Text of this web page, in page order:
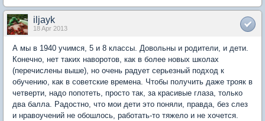
iljayk
18 Apr 2013
А мы в 1940 учимся, 5 и 8 классы. Довольны и родители, и дети.
Конечно, нет таких наворотов, как в более новых школах
(перечислены выше), но очень радует серьезный подход к
обучению, как в советские времена. Чтобы получить даже трояк в
четверти, надо попотеть, просто так, за красивые глаза, только
два балла. Радостно, что мои дети это поняли, правда, без слез
и нравоучений не обошлось, работать-то тяжело и не хочется.